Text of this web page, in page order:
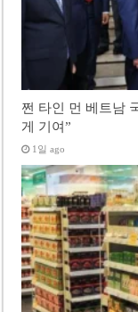
쩐 타인 먼 베트남
게 기여”
1일 ago